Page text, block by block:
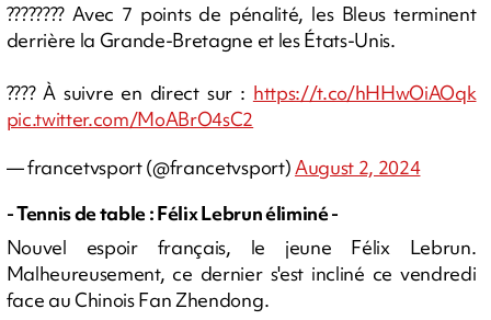
???????? Avec 7 points de pénalité, les Bleus terminent
derrière la Grande-Bretagne et les États-Unis.
???? À suivre en direct sur : https://t.co/hHHwOiAOqk
pic.twitter.com/MoABrO4sC2
— francetvsport (@francetvsport)August 2, 2024
- Tennis de table : Félix Lebrun éliminé -
Nouvel espoir français, le jeune Félix Lebrun.
Malheureusement, ce dernier s'est incliné ce vendredi
face au Chinois Fan Zhendong.